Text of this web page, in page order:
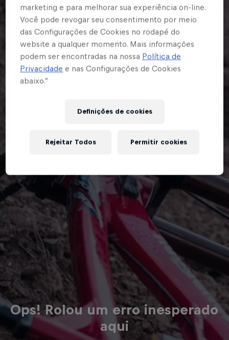
Ops! Rolou um erro inesperado
aqui
marketing e para melhorar sua experiência on-line.
Você pode revogar seu consentimento por meio
das Configurações de Cookies no rodapé do
website a qualquer momento. Mais informações
podem ser encontradas na nossa Política de
Privacidade e nas Configurações de Cookies
abaixo.”
Definições de cookies
Rejeitar Todos Permitir cookies